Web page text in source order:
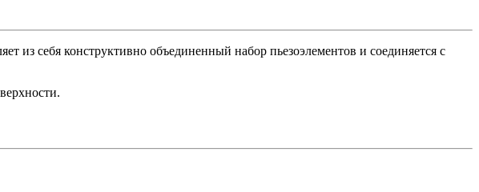
себя конструктивно объединенный набор пьезоэлементов и соединяется с